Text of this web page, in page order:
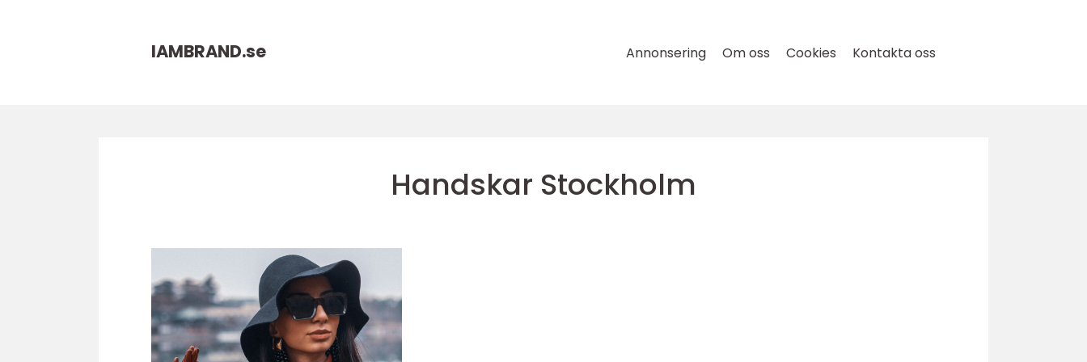
IAMBRAND.se Annonsering Om oss Cookies Kontakta oss
Handskar Stockholm